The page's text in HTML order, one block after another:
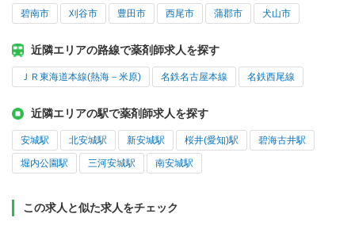
碧南市 刈谷市 豊田市 西尾市 蒲郡市 犬山市
近隣エリアの路線で薬剤師求人を探す
ＪＲ東海道本線(熱海－米原) 名鉄名古屋本線 名鉄西尾線
近隣エリアの駅で薬剤師求人を探す
安城駅 北安城駅 新安城駅 桜井(愛知)駅 碧海古井駅
堀内公園駅 三河安城駅 南安城駅
この求人と似た求人をチェック